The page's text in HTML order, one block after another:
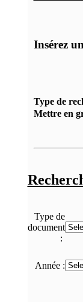
Insérez
Type de
Mettre en
Type de
document
:
Année :